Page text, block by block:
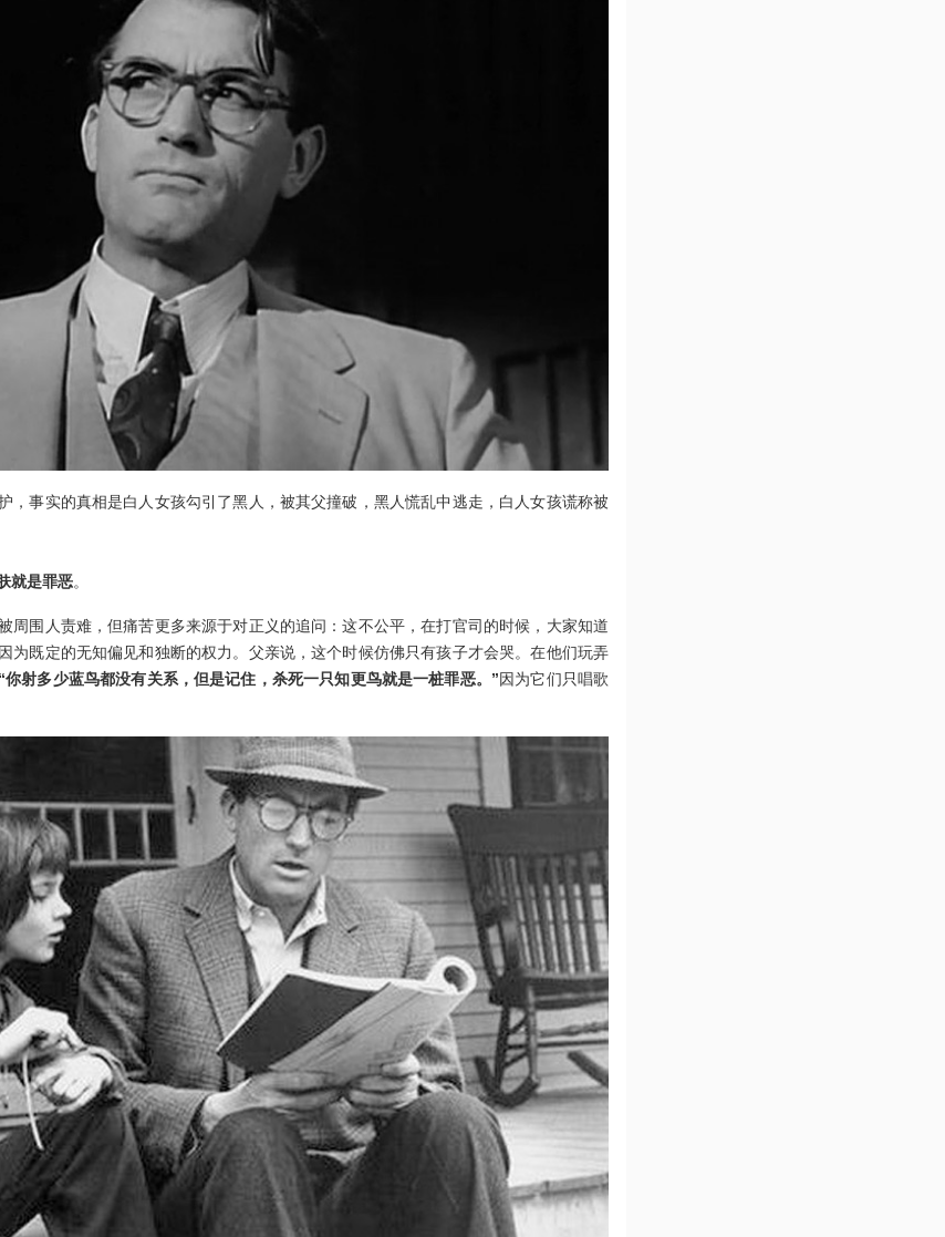
，事实的真相是白人女孩勾引了黑人，被其父撞破，黑人慌乱中逃走，白人女孩谎称被
就是罪恶。
周围人责难，但痛苦更多来源于对正义的追问：这不公平，在打官司的时候，大家知道
为既定的无知偏见和独断的权力。父亲说，这个时候仿佛只有孩子才会哭。在他们玩弄
“你射多少蓝鸟都没有关系，但是记住，杀死一只知更鸟就是一桩罪恶。”因为它们只唱歌